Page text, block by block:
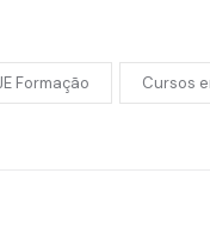
Formação Cursos